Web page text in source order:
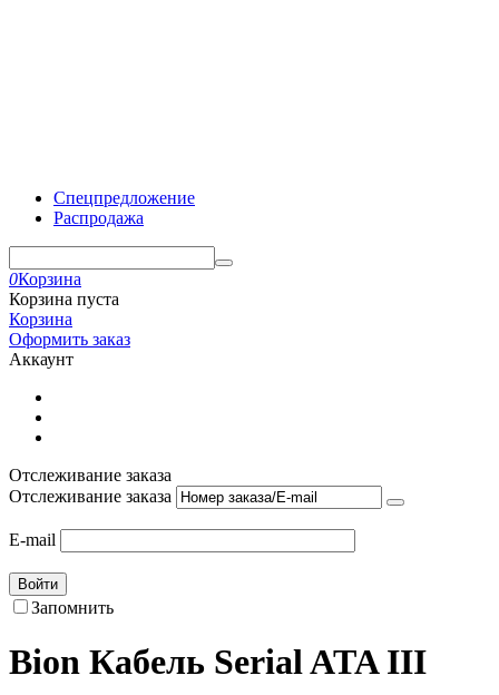
Спецпредложение
Распродажа
0Корзина
Корзина пуста
Корзина
Оформить заказ
Аккаунт
Отслеживание заказа
Отслеживание заказа
E-mail
Войти
Запомнить
Bion Кабель Serial ATA III